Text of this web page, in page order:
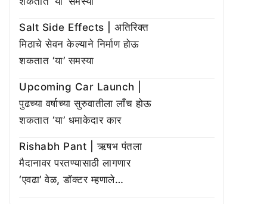
Salt Side Effects | अतिरिक्त
मिठाचे सेवन केल्याने निर्माण होऊ
शकतात ‘या’ समस्या
Upcoming Car Launch |
पुढच्या वर्षाच्या सुरुवातीला लाँच होऊ
शकतात ‘या’ धमाकेदार कार
Rishabh Pant | ऋषभ पंतला
मैदानावर परतण्यासाठी लागणार
‘एवढा’ वेळ, डॉक्टर म्हणाले…